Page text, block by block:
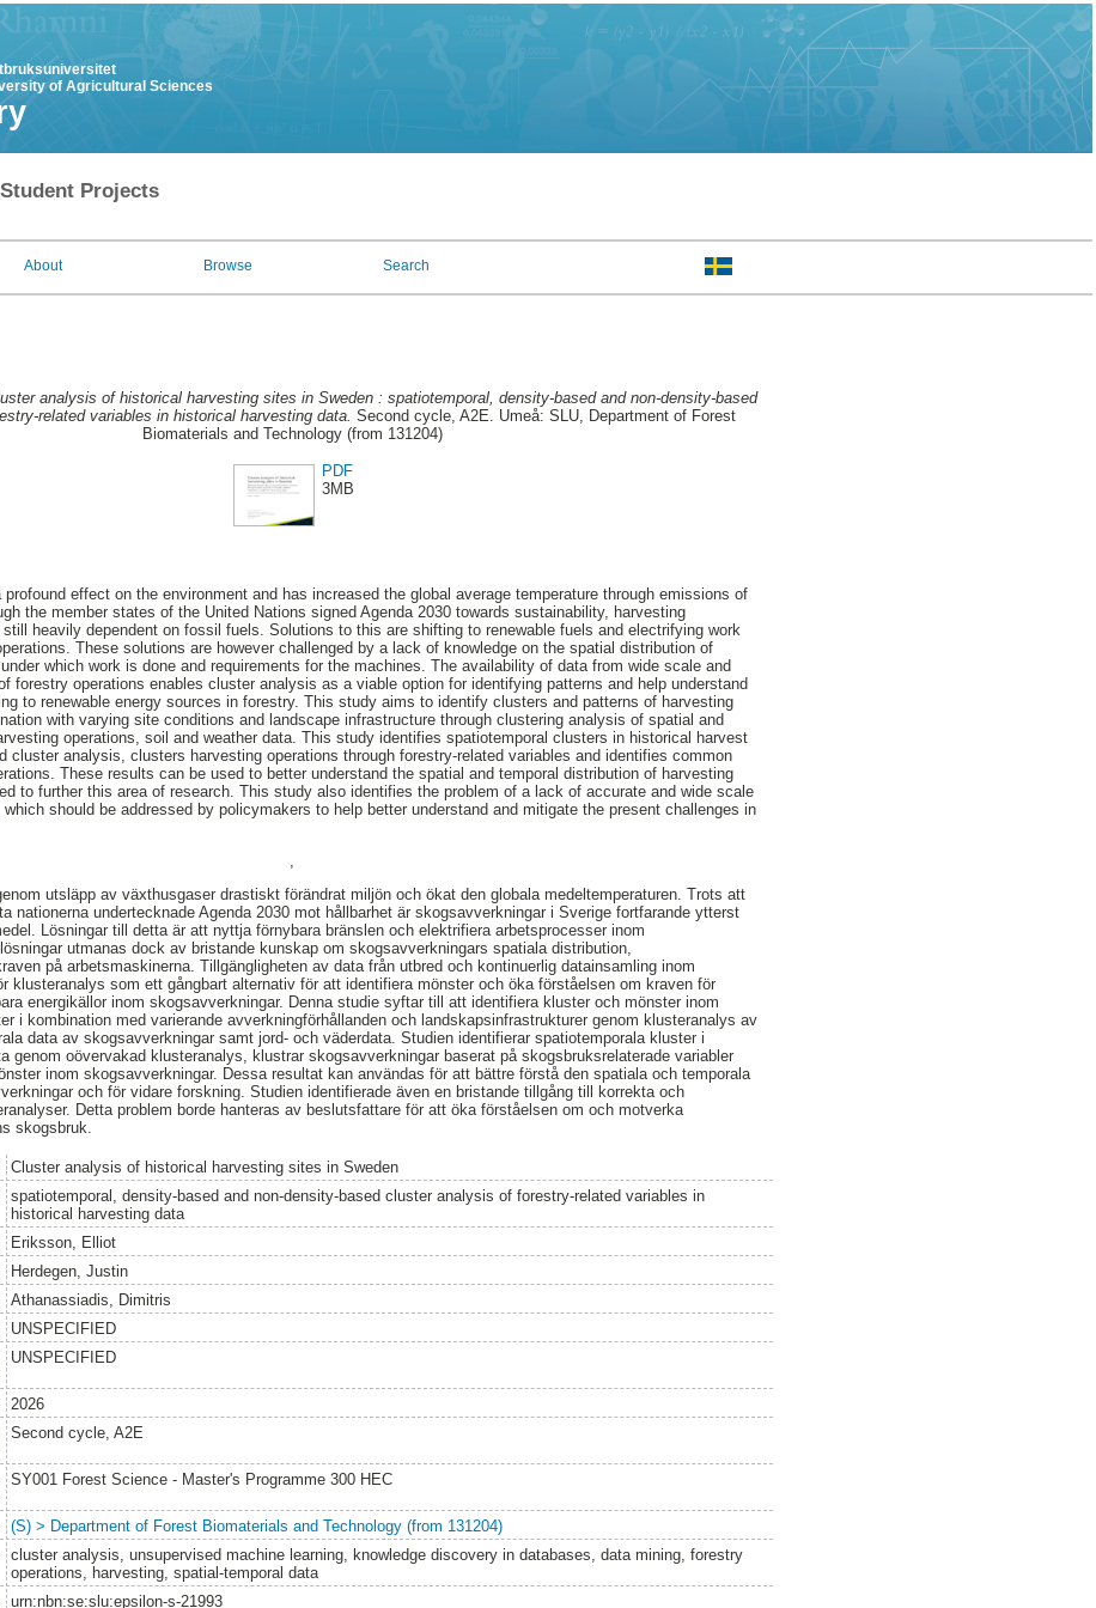
of Agricultural Sciences
Projects
About Browse Search
analysis of historical harvesting sites in Sweden : spatiotemporal, density-based and non-density-based
related variables in historical harvesting data. Second cycle, A2E. Umeå: SLU, Department of Forest
Biomaterials and Technology (from 131204)
PDF
3MB
effect on the environment and has increased the global average temperature through emissions of
the member states of the United Nations signed Agenda 2030 towards sustainability, harvesting
heavily dependent on fossil fuels. Solutions to this are shifting to renewable fuels and electrifying work
These solutions are however challenged by a lack of knowledge on the spatial distribution of
which work is done and requirements for the machines. The availability of data from wide scale and
forestry operations enables cluster analysis as a viable option for identifying patterns and help understand
to renewable energy sources in forestry. This study aims to identify clusters and patterns of harvesting
with varying site conditions and landscape infrastructure through clustering analysis of spatial and
operations, soil and weather data. This study identifies spatiotemporal clusters in historical harvest
cluster analysis, clusters harvesting operations through forestry-related variables and identifies common
These results can be used to better understand the spatial and temporal distribution of harvesting
to further this area of research. This study also identifies the problem of a lack of accurate and wide scale
should be addressed by policymakers to help better understand and mitigate the present challenges in
utsläpp av växthusgaser drastiskt förändrat miljön och ökat den globala medeltemperaturen. Trots att
nationerna undertecknade Agenda 2030 mot hållbarhet är skogsavverkningar i Sverige fortfarande ytterst
Lösningar till detta är att nyttja förnybara bränslen och elektrifiera arbetsprocesser inom
utmanas dock av bristande kunskap om skogsavverkningars spatiala distribution,
på arbetsmaskinerna. Tillgängligheten av data från utbred och kontinuerlig datainsamling inom
klusteranalys som ett gångbart alternativ för att identifiera mönster och öka förståelsen om kraven för
energikällor inom skogsavverkningar. Denna studie syftar till att identifiera kluster och mönster inom
i kombination med varierande avverkningförhållanden och landskapsinfrastrukturer genom klusteranalys av
data av skogsavverkningar samt jord- och väderdata. Studien identifierar spatiotemporala kluster i
genom oövervakad klusteranalys, klustrar skogsavverkningar baserat på skogsbruksrelaterade variabler
inom skogsavverkningar. Dessa resultat kan användas för att bättre förstå den spatiala och temporala
och för vidare forskning. Studien identifierade även en bristande tillgång till korrekta och
Detta problem borde hanteras av beslutsfattare för att öka förståelsen om och motverka
skogsbruk.
Cluster analysis of historical harvesting sites in Sweden
spatiotemporal, density-based and non-density-based cluster analysis of forestry-related variables in
historical harvesting data
Eriksson, Elliot
Herdegen, Justin
Athanassiadis, Dimitris
UNSPECIFIED
UNSPECIFIED
2026
Second cycle, A2E
SY001 Forest Science - Master's Programme 300 HEC
(S) > Department of Forest Biomaterials and Technology (from 131204)
cluster analysis, unsupervised machine learning, knowledge discovery in databases, data mining, forestry
operations, harvesting, spatial-temporal data
urn:nbn:se:slu:epsilon-s-21993